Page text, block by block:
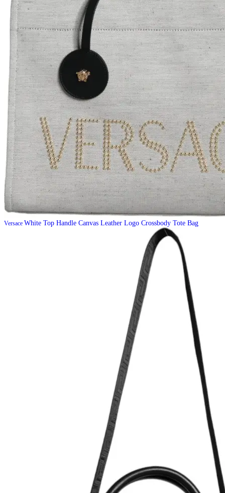
Versace White Top Handle Canvas Leather Logo Crossbody Tote Bag